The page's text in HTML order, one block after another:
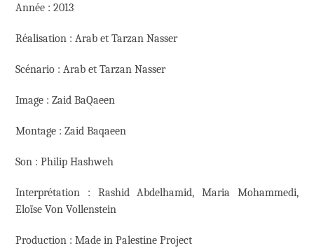
Année : 2013
Réalisation : Arab et Tarzan Nasser
Scénario : Arab et Tarzan Nasser
Image : Zaid BaQaeen
Montage : Zaid Baqaeen
Son : Philip Hashweh
Interprétation : Rashid Abdelhamid, Maria Mohammedi,
Eloïse Von Vollenstein
Production : Made in Palestine Project